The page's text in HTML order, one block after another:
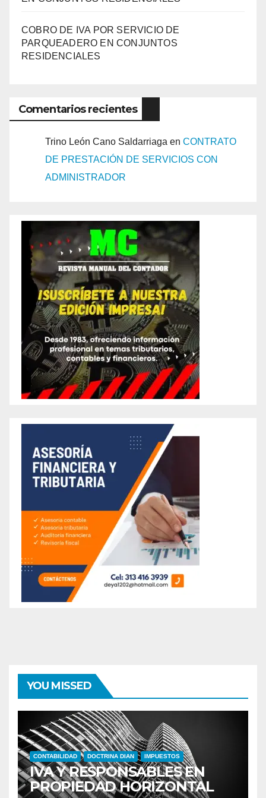
COBRO DE IVA POR SERVICIO DE
PARQUEADERO EN CONJUNTOS
RESIDENCIALES
Comentarios recientes
Trino León Cano Saldarriaga en CONTRATO
DE PRESTACIÓN DE SERVICIOS CON
ADMINISTRADOR
YOU MISSED
CONTABILIDAD DOCTRINA DIAN IMPUESTOS
IVA Y RESPONSABLES EN
PROPIEDAD HORIZONTAL